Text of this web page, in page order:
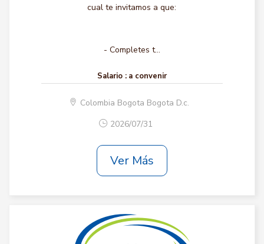
cual te invitamos a que:
- Completes t...
Salario : a convenir
Colombia Bogota Bogota D.c.
2026/07/31
Ver Más